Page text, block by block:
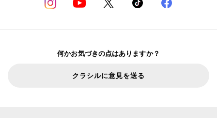
何かお気づきの点はありますか？
クラシルに意見を送る